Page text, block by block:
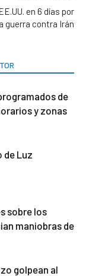
en 6 días por
guerra contra Irán
de
y zonas
de Luz
sobre los
maniobras de
golpean al